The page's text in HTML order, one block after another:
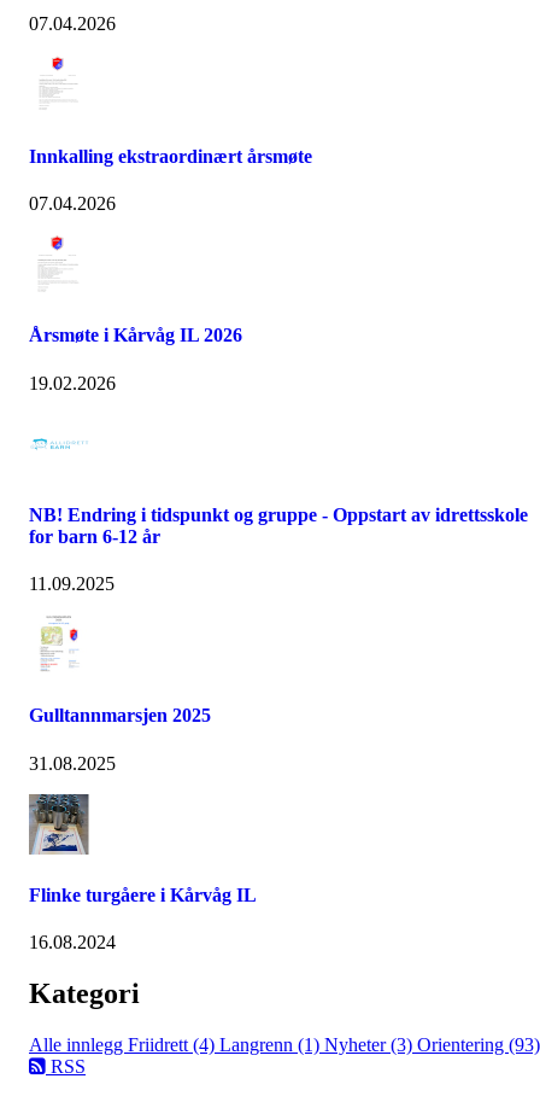
07.04.2026
Innkalling ekstraordinært årsmøte
07.04.2026
Årsmøte i Kårvåg IL 2026
19.02.2026
NB! Endring i tidspunkt og gruppe - Oppstart av idrettsskole
for barn 6-12 år
11.09.2025
Gulltannmarsjen 2025
31.08.2025
Flinke turgåere i Kårvåg IL
16.08.2024
Kategori
Alle innlegg Friidrett (4) Langrenn (1) Nyheter (3) Orientering (93)
RSS